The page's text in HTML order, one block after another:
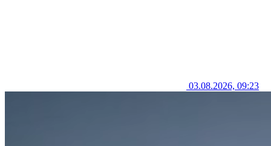
03.08.2026, 09:23